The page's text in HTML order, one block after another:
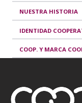
NUESTRA HISTORIA
IDENTIDAD
COOP. Y MARCA